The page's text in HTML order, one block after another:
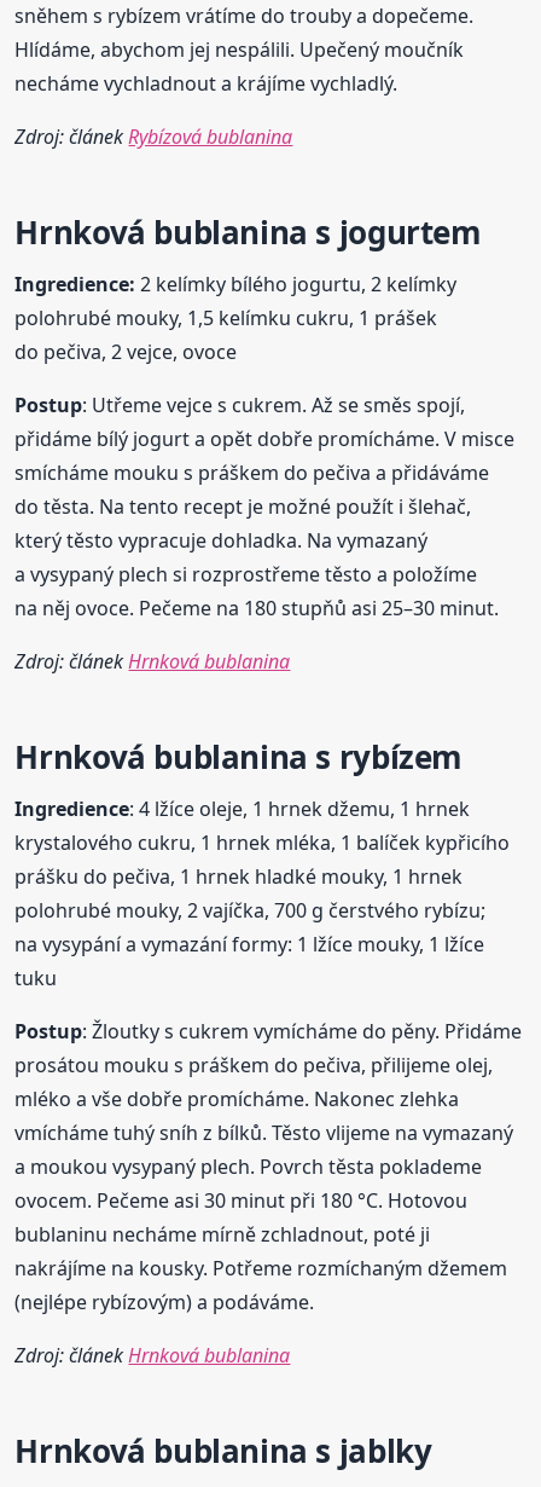
sněhem s rybízem vrátíme do trouby a dopečeme.
Hlídáme, abychom jej nespálili. Upečený moučník
necháme vychladnout a krájíme vychladlý.
Zdroj: článekRybízová bublanina
Hrnková bublanina s jogurtem
Ingredience: 2 kelímky bílého jogurtu, 2 kelímky
polohrubé mouky, 1,5 kelímku cukru, 1 prášek
do pečiva, 2 vejce, ovoce
Postup: Utřeme vejce s cukrem. Až se směs spojí,
přidáme bílý jogurt a opět dobře promícháme. V misce
smícháme mouku s práškem do pečiva a přidáváme
do těsta. Na tento recept je možné použít i šlehač,
který těsto vypracuje dohladka. Na vymazaný
a vysypaný plech si rozprostřeme těsto a položíme
na něj ovoce. Pečeme na 180 stupňů asi 25–30 minut.
Zdroj: článekHrnková bublanina
Hrnková bublanina s rybízem
Ingredience: 4 lžíce oleje, 1 hrnek džemu, 1 hrnek
krystalového cukru, 1 hrnek mléka, 1 balíček kypřicího
prášku do pečiva, 1 hrnek hladké mouky, 1 hrnek
polohrubé mouky, 2 vajíčka, 700 g čerstvého rybízu;
na vysypání a vymazání formy: 1 lžíce mouky, 1 lžíce
tuku
Postup: Žloutky s cukrem vymícháme do pěny. Přidáme
prosátou mouku s práškem do pečiva, přilijeme olej,
mléko a vše dobře promícháme. Nakonec zlehka
vmícháme tuhý sníh z bílků. Těsto vlijeme na vymazaný
a moukou vysypaný plech. Povrch těsta poklademe
ovocem. Pečeme asi 30 minut při 180 °C. Hotovou
bublaninu necháme mírně zchladnout, poté ji
nakrájíme na kousky. Potřeme rozmíchaným džemem
(nejlépe rybízovým) a podáváme.
Zdroj: článekHrnková bublanina
Hrnková bublanina s jablky